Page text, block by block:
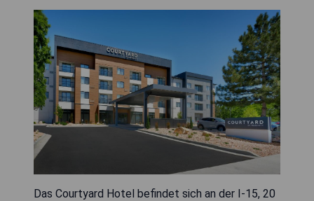
Das Courtyard Hotel befindet sich an der I-15, 20